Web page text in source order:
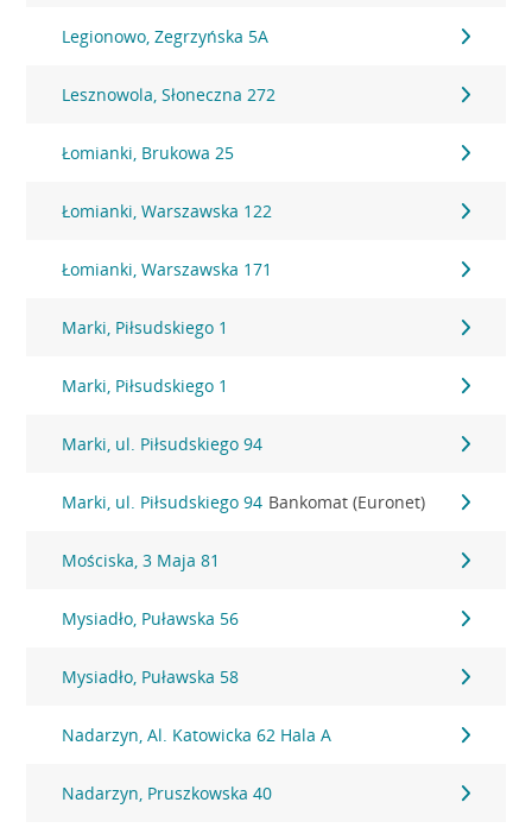
Legionowo, Zegrzyńska 5A
Lesznowola, Słoneczna 272
Łomianki, Brukowa 25
Łomianki, Warszawska 122
Łomianki, Warszawska 171
Marki, Piłsudskiego 1
Marki, Piłsudskiego 1
Marki, ul. Piłsudskiego 94
Marki, ul. Piłsudskiego 94 Bankomat (Euronet)
Mościska, 3 Maja 81
Mysiadło, Puławska 56
Mysiadło, Puławska 58
Nadarzyn, Al. Katowicka 62 Hala A
Nadarzyn, Pruszkowska 40